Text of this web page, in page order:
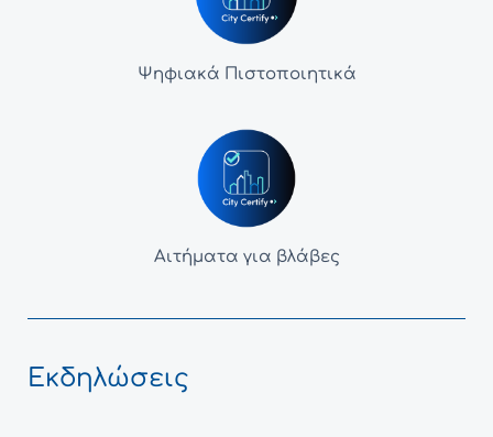
Ψηφιακά Πιστοποιητικά
Αιτήματα για βλάβες
Εκδηλώσεις